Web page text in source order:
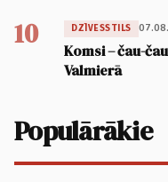
10 DZĪVESSTILS
Komsi – čau-
Valmierā
Populārākie